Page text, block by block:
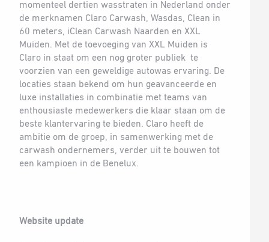
momenteel dertien wasstraten in Nederland onder
de merknamen Claro Carwash, Wasdas, Clean in
60 meters, iClean Carwash Naarden en XXL
Muiden. Met de toevoeging van XXL Muiden is
Claro in staat om een nog groter publiek te
voorzien van een geweldige autowas ervaring. De
locaties staan bekend om hun geavanceerde en
luxe installaties in combinatie met teams van
enthousiaste medewerkers die klaar staan om de
beste klantervaring te bieden. Claro heeft de
ambitie om de groep, in samenwerking met de
carwash ondernemers, verder uit te bouwen tot
een kampioen in de Benelux.
Website update